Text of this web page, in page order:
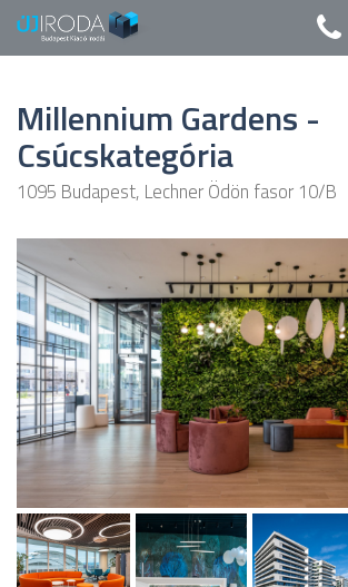
Millennium Gardens -
Csúcskategória
1095 Budapest, Lechner Ödön fasor 10/B